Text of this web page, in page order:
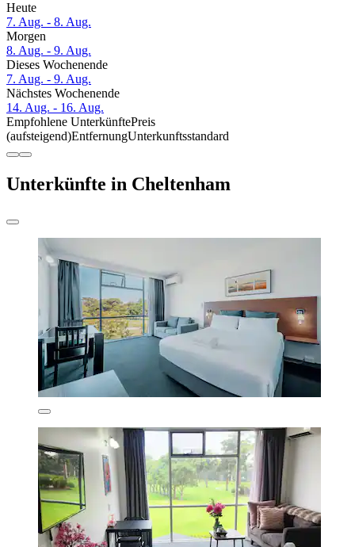
Heute
7. Aug. - 8. Aug.
Morgen
8. Aug. - 9. Aug.
Dieses Wochenende
7. Aug. - 9. Aug.
Nächstes Wochenende
14. Aug. - 16. Aug.
Empfohlene UnterkünftePreis
(aufsteigend)EntfernungUnterkunftsstandard
Unterkünfte in Cheltenham